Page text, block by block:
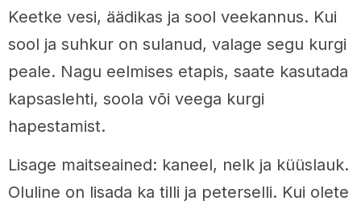
Keetke vesi, äädikas ja sool veekannus. Kui
sool ja suhkur on sulanud, valage segu kurgi
peale. Nagu eelmises etapis, saate kasutada
kapsaslehti, soola või veega kurgi
hapestamist.
Lisage maitseained: kaneel, nelk ja küüslauk.
Oluline on lisada ka tilli ja peterselli. Kui olete